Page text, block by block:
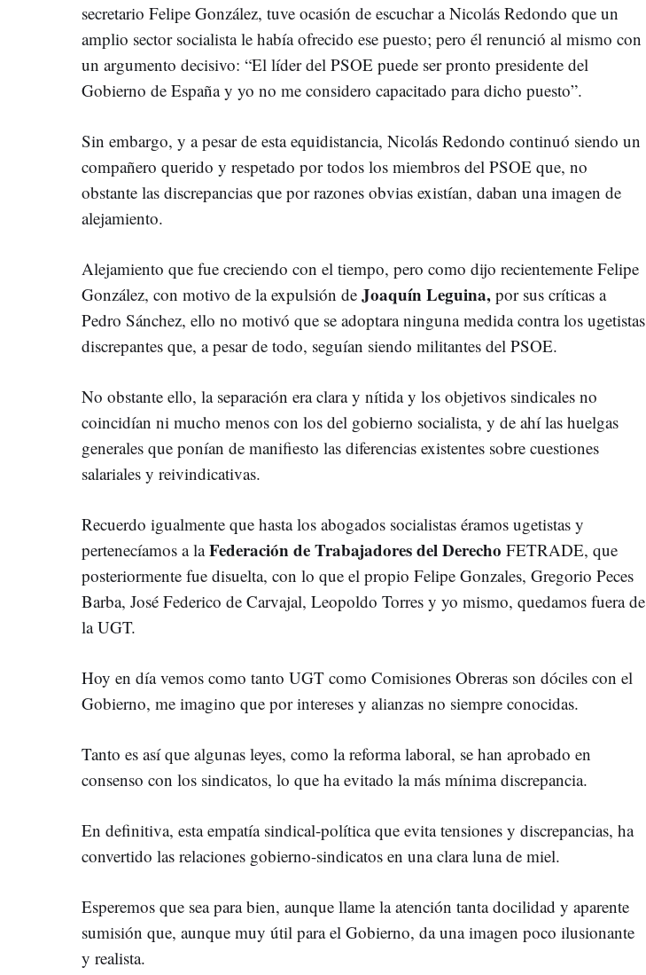
secretario Felipe González, tuve ocasión de escuchar a Nicolás Redondo que un
amplio sector socialista le había ofrecido ese puesto; pero él renunció al mismo con
un argumento decisivo: “El líder del PSOE puede ser pronto presidente del
Gobierno de España y yo no me considero capacitado para dicho puesto”.
Sin embargo, y a pesar de esta equidistancia, Nicolás Redondo continuó siendo un
compañero querido y respetado por todos los miembros del PSOE que, no
obstante las discrepancias que por razones obvias existían, daban una imagen de
alejamiento.
Alejamiento que fue creciendo con el tiempo, pero como dijo recientemente Felipe
González, con motivo de la expulsión de Joaquín Leguina, por sus críticas a
Pedro Sánchez, ello no motivó que se adoptara ninguna medida contra los ugetistas
discrepantes que, a pesar de todo, seguían siendo militantes del PSOE.
No obstante ello, la separación era clara y nítida y los objetivos sindicales no
coincidían ni mucho menos con los del gobierno socialista, y de ahí las huelgas
generales que ponían de manifiesto las diferencias existentes sobre cuestiones
salariales y reivindicativas.
Recuerdo igualmente que hasta los abogados socialistas éramos ugetistas y
pertenecíamos a laFederación de Trabajadores del Derecho FETRADE, que
posteriormente fue disuelta, con lo que el propio Felipe Gonzales, Gregorio Peces
Barba, José Federico de Carvajal, Leopoldo Torres y yo mismo, quedamos fuera de
la UGT.
Hoy en día vemos como tanto UGT como Comisiones Obreras son dóciles con el
Gobierno, me imagino que por intereses y alianzas no siempre conocidas.
Tanto es así que algunas leyes, como la reforma laboral, se han aprobado en
consenso con los sindicatos, lo que ha evitado la más mínima discrepancia.
En definitiva, esta empatía sindical-política que evita tensiones y discrepancias, ha
convertido las relaciones gobierno-sindicatos en una clara luna de miel.
Esperemos que sea para bien, aunque llame la atención tanta docilidad y aparente
sumisión que, aunque muy útil para el Gobierno, da una imagen poco ilusionante
y realista.